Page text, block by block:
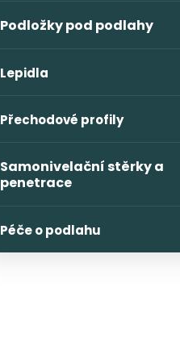
Podložky pod podlahy
Lepidla
Přechodové profily
Samonivelační stěrky a
penetrace
Péče o podlahu